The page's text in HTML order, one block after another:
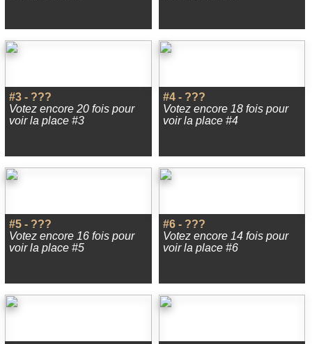
#3 - ???
Votez encore 20 fois pour
voir la place #3
#4 - ???
Votez encore 18 fois pour
voir la place #4
#5 - ???
Votez encore 16 fois pour
voir la place #5
#6 - ???
Votez encore 14 fois pour
voir la place #6